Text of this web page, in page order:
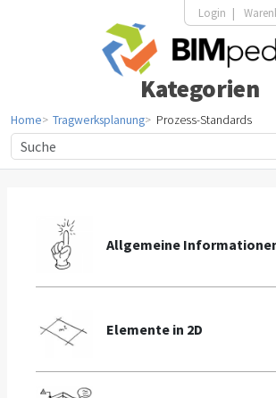
Login
Kategorien
Home Tragwerksplanung Prozess-Standards
Allgemeine
Elemente in 2D